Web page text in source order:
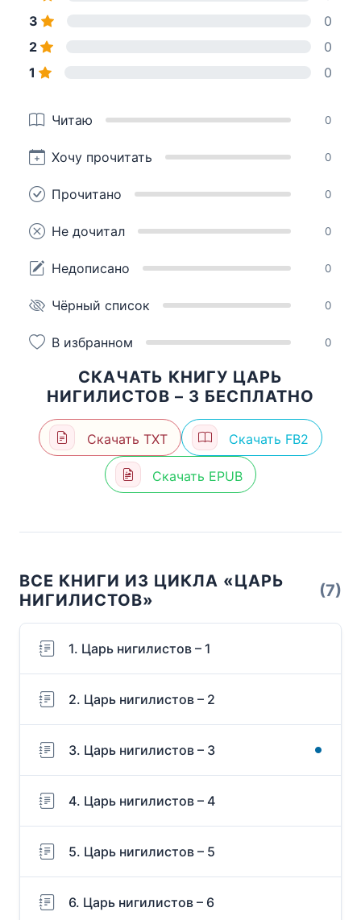
3
0
2
0
1
0
Читаю 0
Хочу прочитать 0
Прочитано 0
Не дочитал 0
Недописано 0
Чёрный список 0
В избранном 0
СКАЧАТЬ КНИГУ ЦАРЬ
НИГИЛИСТОВ – 3 БЕСПЛАТНО
Скачать TXT Скачать FB2
Скачать EPUB
ВСЕ КНИГИ ИЗ ЦИКЛА «ЦАРЬ
НИГИЛИСТОВ»
(7)
1. Царь нигилистов – 1
2. Царь нигилистов – 2
3. Царь нигилистов – 3
4. Царь нигилистов – 4
5. Царь нигилистов – 5
6. Царь нигилистов – 6